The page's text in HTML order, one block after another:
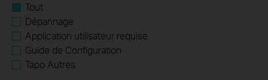
Tout
Dépannage
Application utilisateur requise
Guide de Configuration
Tapo Autres